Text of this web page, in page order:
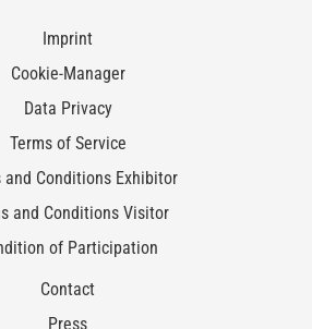
Imprint
Cookie-Manager
Data Privacy
Terms of Service
and Conditions Exhibitor
and Conditions Visitor
of Participation
Contact
Press